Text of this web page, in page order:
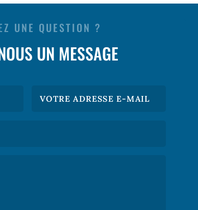
UNE QUESTION ?
UN MESSAGE